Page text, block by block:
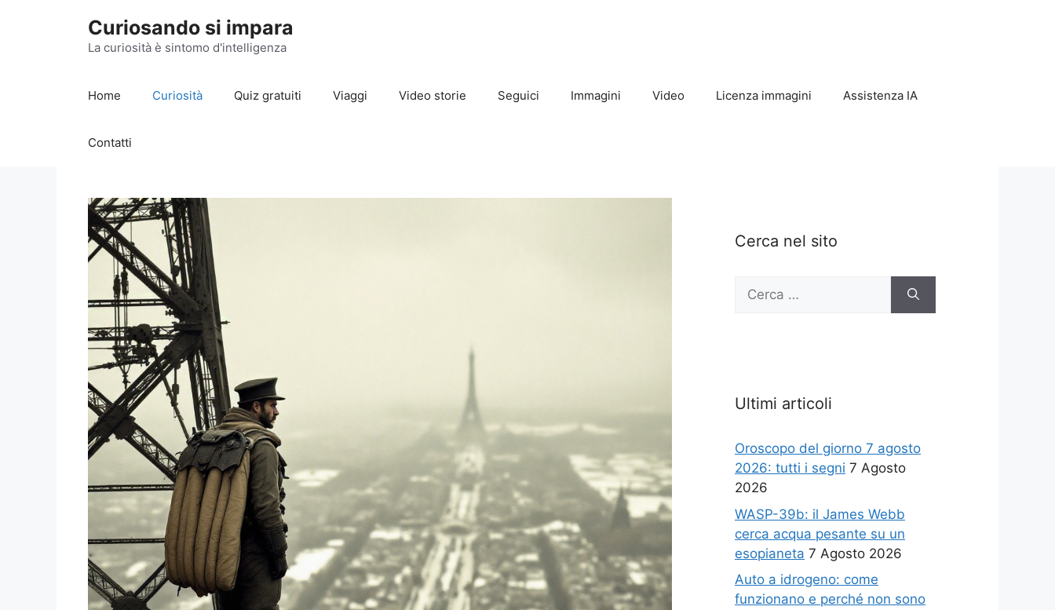
Curiosando si impara
La curiosità è sintomo d'intelligenza
Home Curiosità Quiz gratuiti Viaggi Video storie Seguici Immagini Video Licenza immagini Assistenza IA
Contatti
Cerca nel sito
Ricerca
Ultimi articoli
Oroscopo del giorno 7 agosto
2026: tutti i segni 7 Agosto
2026
WASP-39b: il James Webb
cerca acqua pesante su un
esopianeta 7 Agosto 2026
Auto a idrogeno: come
funzionano e perché non sono